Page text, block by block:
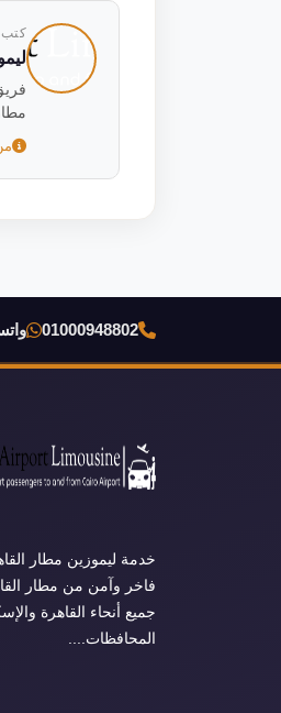
كتب
01000948802
خدمة ليموزين مطار
فاخر وآمن من مطار
جميع أنحاء القاهرة
المحافظات....